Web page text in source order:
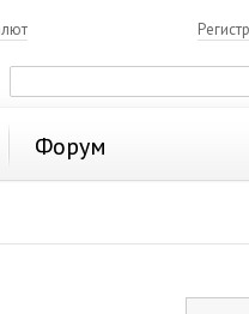
Форум